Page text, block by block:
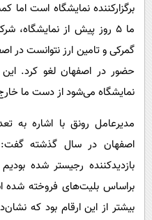
برگزارکننده نمایشگاه است اما
ما ۵ روز پیش از
گمرکی و تامین ارز نتوانست در
حضور در اصفهان لغو کرد.
نمایشگاه می‌شود از دست ما
مدیرعامل رونق با اشاره به
بازدیدکننده رجیستر شده
براساس بلیت‌های فروخته شده
بیشتر از این ارقام بود که